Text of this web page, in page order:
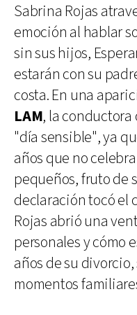
Sabrina Rojas
emoción al hablar
sin sus hijos,
estarán con su
costa. En una
LAM, la
"día sensible", ya
años que no
pequeños, fruto de
declaración tocó el
Rojas abrió una
personales y cómo
años de su
momentos